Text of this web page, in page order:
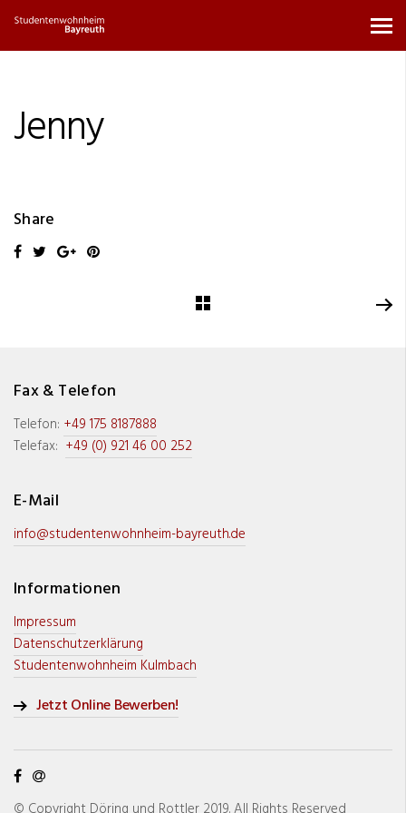
Jenny
Share
Fax & Telefon
Telefon: +49 175 8187888
Telefax: +49 (0) 921 46 00 252
E-Mail
info@studentenwohnheim-bayreuth.de
Informationen
Impressum
Datenschutzerklärung
Studentenwohnheim Kulmbach
Jetzt Online Bewerben!